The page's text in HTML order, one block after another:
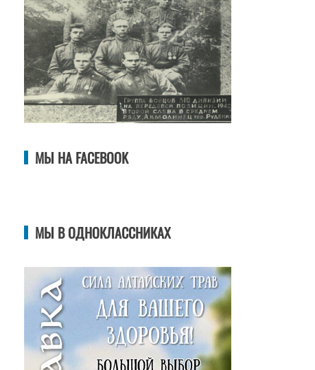
МЫ НА FACEBOOK
МЫ В ОДНОКЛАССНИКАХ